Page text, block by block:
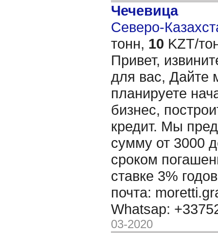
Чечевица
Северо-
тонн, 10 KZT/
Привет,
для вас, Дайте
планируете
бизнес,
кредит. Мы
сумму от 3000
сроком
ставке 3%
почта:
Whatsap:
03-2020